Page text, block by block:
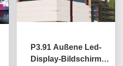
P3.91 Außene Led-
Display-Bildschirm